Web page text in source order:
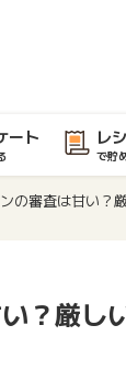
ート レ
で貯
の審査は甘い？
？厳し